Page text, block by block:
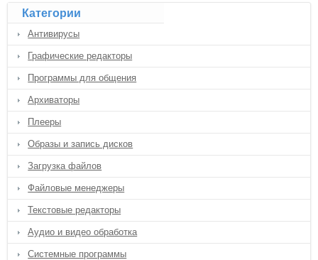
Категории
Антивирусы
Графические редакторы
Программы для общения
Архиваторы
Плееры
Образы и запись дисков
Загрузка файлов
Файловые менеджеры
Текстовые редакторы
Аудио и видео обработка
Системные программы